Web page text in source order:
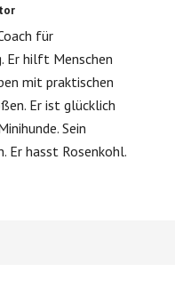
für
Er hilft Menschen
mit praktischen
Er ist glücklich
Sein
Er hasst Rosenkohl.